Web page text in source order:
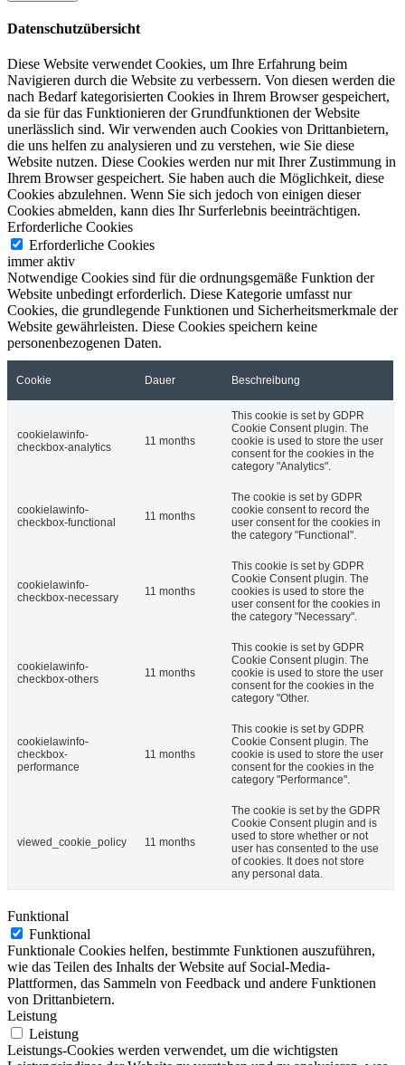
Datenschutzübersicht
Diese Website verwendet Cookies, um Ihre Erfahrung beim
Navigieren durch die Website zu verbessern. Von diesen werden die
nach Bedarf kategorisierten Cookies in Ihrem Browser gespeichert,
da sie für das Funktionieren der Grundfunktionen der Website
unerlässlich sind. Wir verwenden auch Cookies von Drittanbietern,
die uns helfen zu analysieren und zu verstehen, wie Sie diese
Website nutzen. Diese Cookies werden nur mit Ihrer Zustimmung in
Ihrem Browser gespeichert. Sie haben auch die Möglichkeit, diese
Cookies abzulehnen. Wenn Sie sich jedoch von einigen dieser
Cookies abmelden, kann dies Ihr Surferlebnis beeinträchtigen.
Erforderliche Cookies
Erforderliche Cookies
immer aktiv
Notwendige Cookies sind für die ordnungsgemäße Funktion der
Website unbedingt erforderlich. Diese Kategorie umfasst nur
Cookies, die grundlegende Funktionen und Sicherheitsmerkmale der
Website gewährleisten. Diese Cookies speichern keine
personenbezogenen Daten.
Cookie Dauer Beschreibung
cookielawinfo-
checkbox-analytics
11 months
This cookie is set by GDPR
Cookie Consent plugin. The
cookie is used to store the user
consent for the cookies in the
category "Analytics".
cookielawinfo-
checkbox-functional
11 months
The cookie is set by GDPR
cookie consent to record the
user consent for the cookies in
the category "Functional".
cookielawinfo-
checkbox-necessary
11 months
This cookie is set by GDPR
Cookie Consent plugin. The
cookies is used to store the
user consent for the cookies in
the category "Necessary".
cookielawinfo-
checkbox-others
11 months
This cookie is set by GDPR
Cookie Consent plugin. The
cookie is used to store the user
consent for the cookies in the
category "Other.
cookielawinfo-
checkbox-
performance
11 months
This cookie is set by GDPR
Cookie Consent plugin. The
cookie is used to store the user
consent for the cookies in the
category "Performance".
viewed_cookie_policy 11 months
The cookie is set by the GDPR
Cookie Consent plugin and is
used to store whether or not
user has consented to the use
of cookies. It does not store
any personal data.
Funktional
Funktional
Funktionale Cookies helfen, bestimmte Funktionen auszuführen,
wie das Teilen des Inhalts der Website auf Social-Media-
Plattformen, das Sammeln von Feedback und andere Funktionen
von Drittanbietern.
Leistung
Leistung
Leistungs-Cookies werden verwendet, um die wichtigsten